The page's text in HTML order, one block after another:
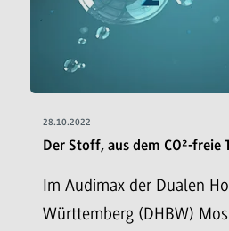
28.10.2022
Der Stoff, aus dem CO²-freie
Im Audimax der Dualen
Württemberg (DHBW)